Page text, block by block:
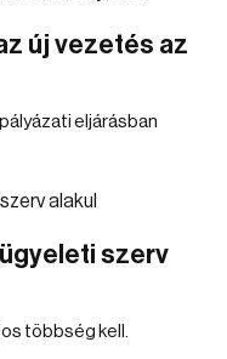
új vezetés az
eljárásban
szerv
többség kell.